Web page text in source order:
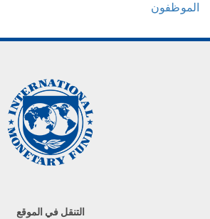
الموظفون
التنقل في الموقع